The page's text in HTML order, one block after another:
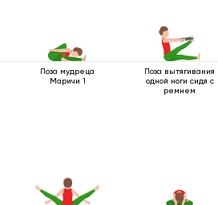
Поза мудреца
Маричи 1
Поза вытягивания
одной ноги сидя с
ремнем